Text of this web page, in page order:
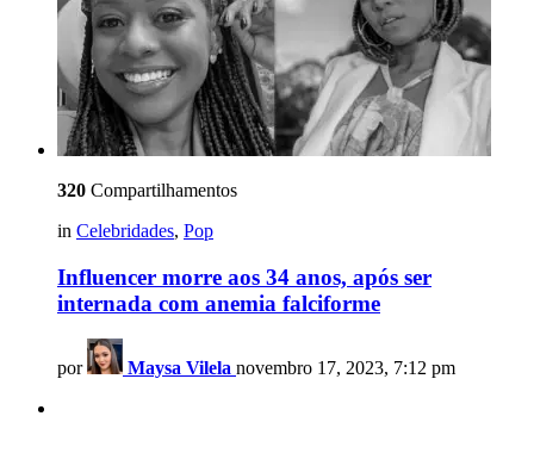
320 Compartilhamentos
in Celebridades, Pop
Influencer morre aos 34 anos, após ser
internada com anemia falciforme
por Maysa Vilela novembro 17, 2023, 7:12 pm